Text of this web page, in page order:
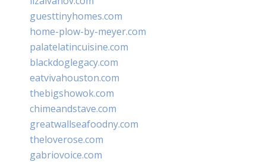
guesttinyhomes.com
home-plow-by-meyer.com
palatelatincuisine.com
blackdoglegacy.com
eatvivahouston.com
thebigshowok.com
chimeandstave.com
greatwallseafoodny.com
theloverose.com
gabriovoice.com